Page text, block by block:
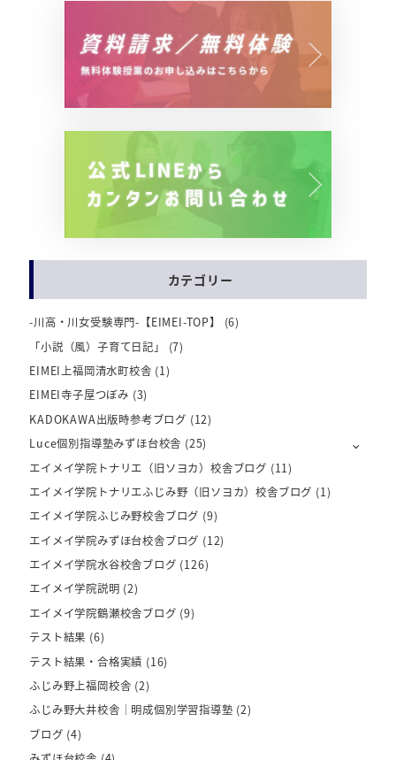
カテゴリー
-川高・川女受験専門-【EIMEI-TOP】
(6)
「小説（風）子育て日記」
(7)
EIMEI上福岡清水町校舎 (1)
EIMEI寺子屋つぼみ (3)
KADOKAWA出版時参考ブログ (12)
Luce個別指導塾みずほ台校舎 (25)
エイメイ学院トナリエ（旧ソヨカ）校舎ブログ (11)
エイメイ学院トナリエふじみ野（旧ソヨカ）校舎ブログ (1)
エイメイ学院ふじみ野校舎ブログ (9)
エイメイ学院みずほ台校舎ブログ (12)
エイメイ学院水谷校舎ブログ (126)
エイメイ学院説明 (2)
エイメイ学院鶴瀬校舎ブログ (9)
テスト結果 (6)
テスト結果・合格実績 (16)
ふじみ野上福岡校舎 (2)
ふじみ野大井校舎｜明成個別学習指導塾 (2)
ブログ (4)